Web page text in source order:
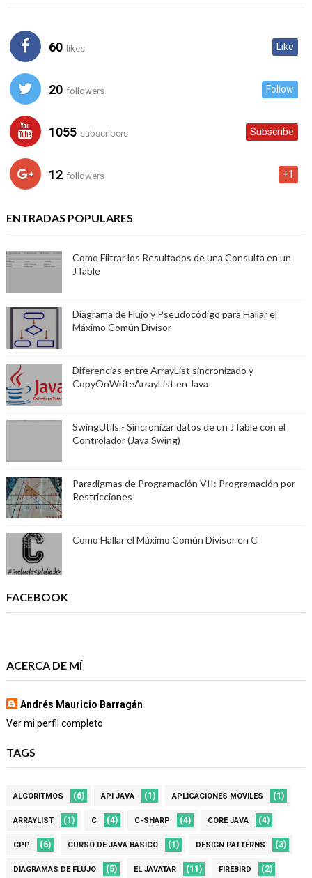
60 likes Like
20 followers Follow
1055 subscribers Subscribe
12 followers +1
ENTRADAS POPULARES
Como Filtrar los Resultados de una Consulta en un
JTable
Diagrama de Flujo y Pseudocódigo para Hallar el
Máximo Común Divisor
Diferencias entre ArrayList sincronizado y
CopyOnWriteArrayList en Java
SwingUtils - Sincronizar datos de un JTable con el
Controlador (Java Swing)
Paradigmas de Programación VII: Programación por
Restricciones
Como Hallar el Máximo Común Divisor en C
FACEBOOK
ACERCA DE MÍ
Andrés Mauricio Barragán
Ver mi perfil completo
TAGS
ALGORITMOS (6) API JAVA (1) APLICACIONES MOVILES (1)
ARRAYLIST (1) C (4) C-SHARP (4) CORE JAVA (4)
CPP (6) CURSO DE JAVA BASICO (1) DESIGN PATTERNS (3)
DIAGRAMAS DE FLUJO (5) EL JAVATAR (11) FIREBIRD (2)